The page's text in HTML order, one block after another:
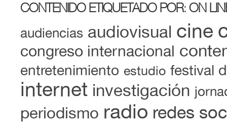
CONTENIDO ETIQUETADO POR: ON
audiencias audiovisual cine
congreso internacional
entretenimiento estudio festival
internet investigación
periodismo radio redes